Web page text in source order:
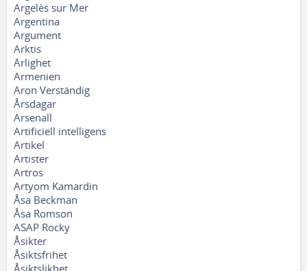
Argelès sur Mer
Argentina
Argument
Arktis
Ärlighet
Armenien
Aron Verständig
Årsdagar
Arsenall
Artificiell intelligens
Artikel
Artister
Artros
Artyom Kamardin
Åsa Beckman
Åsa Romson
ASAP Rocky
Åsikter
Åsiktsfrihet
Åsiktslikhet